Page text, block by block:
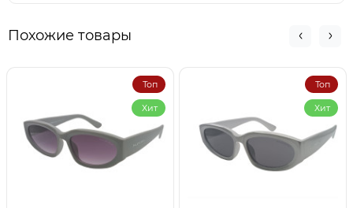
Похожие товары
Топ
Хит
Топ
Хит